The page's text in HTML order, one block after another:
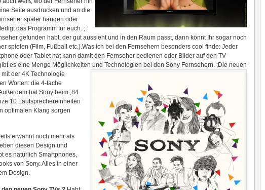
Seite ausdrucken und an die
später hängen oder
das Programm für euch. ;
gefunden habt, der gut aussieht und in den Raum passt, dann könnt Ihr sogar noch
spielen (Film, Fußball etc.).Was ich bei den Fernsehern besonders cool finde: Jeder
oder Tablet hat kann damit den Fernseher bedienen oder Bilder auf den TV
es eine Menge Möglichkeiten und Technologien bei den Sony Fernsehern. ;Die neuen
der 4K Technologie
Worten: die 4-fache
hat Sony beim ;84
10 Lautsprechereinheiten
optimalen Klang sorgen
erwähnt noch mehr als
diesen Design und
es natürlich Smartphones,
von Sony. Alles in einer
Design.